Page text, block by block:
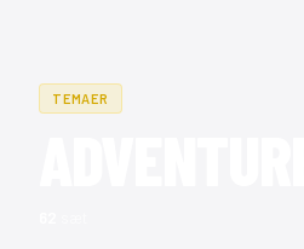
TEMAER